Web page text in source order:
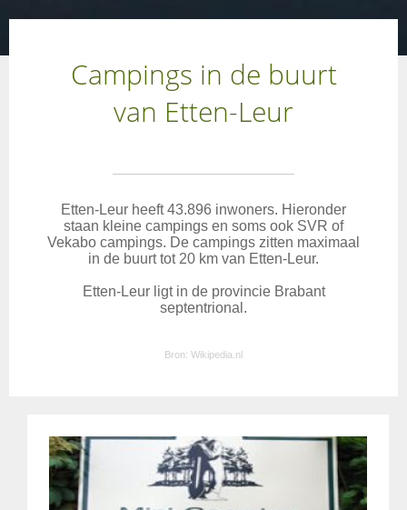
Campings in de buurt
van Etten-Leur
Etten-Leur heeft 43.896 inwoners. Hieronder
staan kleine campings en soms ook SVR of
Vekabo campings. De campings zitten maximaal
in de buurt tot 20 km van Etten-Leur.
Etten-Leur ligt in de provincie Brabant
septentrional.
Bron: Wikipedia.nl